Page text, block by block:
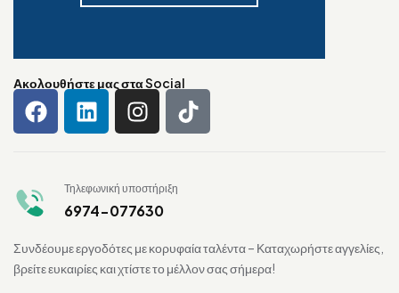
Ακολουθήστε μας στα Social
Τηλεφωνική υποστήριξη
6974-077630
Συνδέουμε εργοδότες με κορυφαία ταλέντα – Καταχωρήστε αγγελίες,
βρείτε ευκαιρίες και χτίστε το μέλλον σας σήμερα!